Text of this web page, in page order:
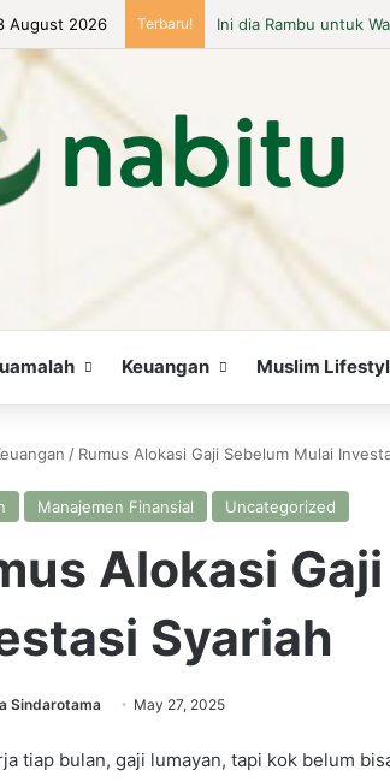
August 2026 Terbaru! Istri Bekerja dalam
Keuangan Muslim
/ Rumus Alokasi Gaji Sebelum Mulai
Manajemen Finansial Uncategorized
Alokasi
Syariah
Sindarotama May 27, 2025
tiap bulan, gaji lumayan, tapi kok belum